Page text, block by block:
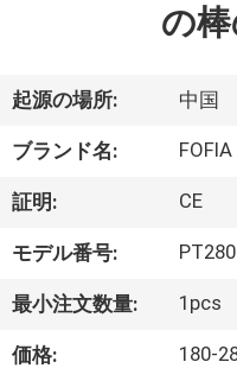
ダ
ク
ト
ビ
の
起源の場所: 中国
ブランド名: FOFIA
証明: CE
モデル番号: PT280
最小注文数量: 1pcs
価格: 180-